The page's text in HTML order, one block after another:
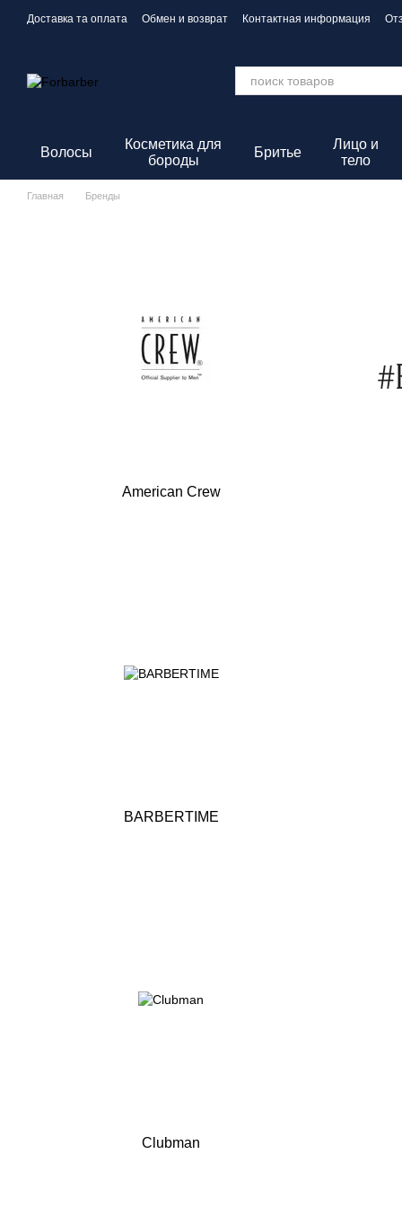
Перейти к основному контенту
Доставка та оплата Обмен и возврат Контактная информация
Волосы
Косметика для
бороды
Бритье
Лицо и
тело
Главная Бренды
American Crew
BARBERTIME
Clubman